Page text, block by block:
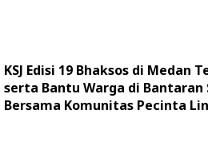
KSJ Edisi 19 Bhaksos di Medan
serta Bantu Warga di Bantaran
Bersama Komunitas Pecinta